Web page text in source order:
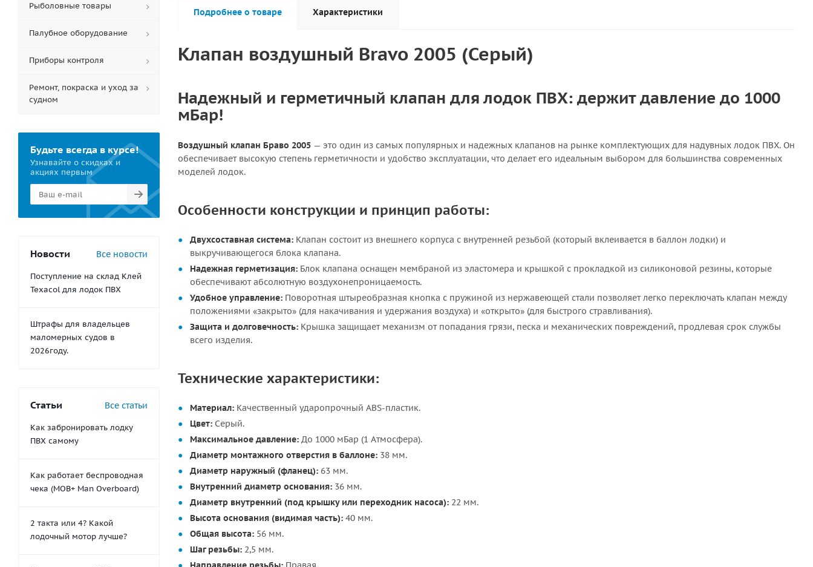
Подробнее о товаре Характеристики
Клапан воздушный Bravo 2005 (Серый)
Надежный и герметичный клапан для лодок ПВХ: держит давление до 1000
мБар!
Воздушный клапан Браво 2005 — это один из самых популярных и надежных клапанов на рынке комплектующих для надувных лодок ПВХ. Он
обеспечивает высокую степень герметичности и удобство эксплуатации, что делает его идеальным выбором для большинства современных
моделей лодок.
Особенности конструкции и принцип работы:
Двухсоставная система: Клапан состоит из внешнего корпуса с внутренней резьбой (который вклеивается в баллон лодки) и
выкручивающегося блока клапана.
Надежная герметизация: Блок клапана оснащен мембраной из эластомера и крышкой с прокладкой из силиконовой резины, которые
обеспечивают абсолютную воздухонепроницаемость.
Удобное управление: Поворотная штыреобразная кнопка с пружиной из нержавеющей стали позволяет легко переключать клапан между
положениями «закрыто» (для накачивания и удержания воздуха) и «открыто» (для быстрого стравливания).
Защита и долговечность: Крышка защищает механизм от попадания грязи, песка и механических повреждений, продлевая срок службы
всего изделия.
Технические характеристики:
Материал: Качественный ударопрочный ABS-пластик.
Цвет: Серый.
Максимальное давление: До 1000 мБар (1 Атмосфера).
Диаметр монтажного отверстия в баллоне: 38 мм.
Диаметр наружный (фланец): 63 мм.
Внутренний диаметр основания: 36 мм.
Диаметр внутренний (под крышку или переходник насоса): 22 мм.
Высота основания (видимая часть): 40 мм.
Общая высота: 56 мм.
Шаг резьбы: 2,5 мм.
Рыболовные товары
Палубное оборудование
Приборы контроля
Ремонт, покраска и уход за
судном
Будьте всегда в курсе!
Узнавайте о скидках и
акциях первым
Новости Все новости
Поступление на склад Клей
Texacol для лодок ПВХ
Штрафы для владельцев
маломерных судов в
2026году.
Статьи Все статьи
Как забронировать лодку
ПВХ самому
Как работает беспроводная
чека (MOB+ Man Overboard)
2 такта или 4? Какой
лодочный мотор лучше?